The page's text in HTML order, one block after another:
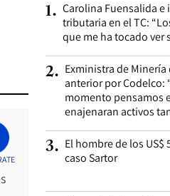
1. Carolina Fuensalida
tributaria en el TC:
que me ha tocado ver
2. Exministra de
anterior por Codelco:
momento pensamos
enajenaran activos
3. El hombre de los
caso Sartor